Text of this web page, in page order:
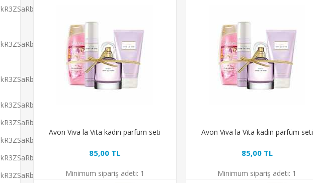
Avon Viva la Vita kadın parfüm seti
85,00 TL
Minimum sipariş adeti: 1
Avon Viva la Vita kadın parfüm seti
85,00 TL
Minimum sipariş adeti: 1